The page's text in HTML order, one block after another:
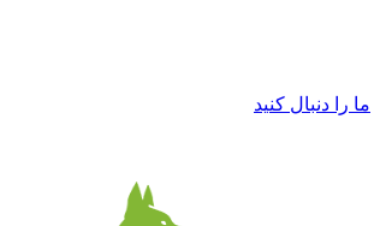
ما را دنبال کنید